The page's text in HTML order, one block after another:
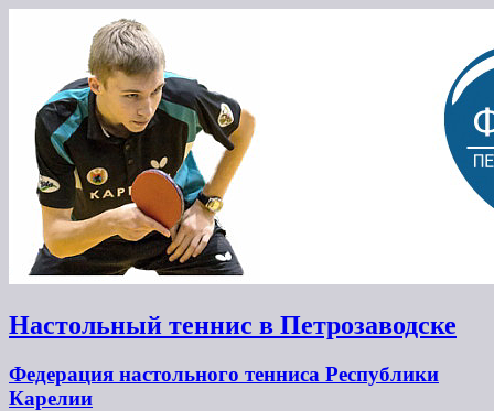
Настольный теннис в Петрозаводске
Федерация настольного тенниса Республики
Карелии